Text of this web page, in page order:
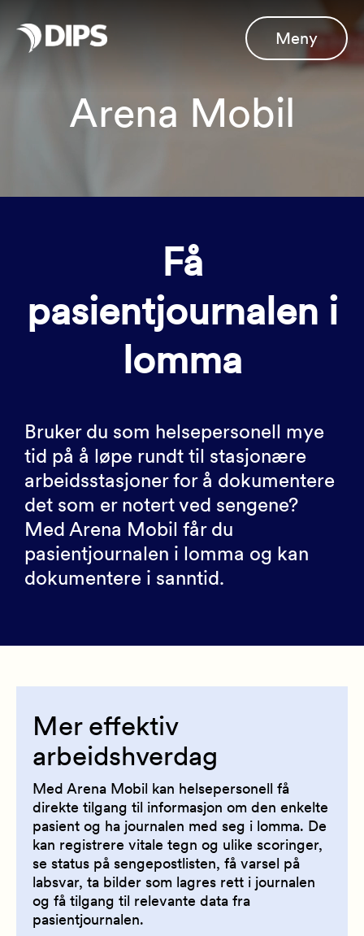
Meny
Arena Mobil
Få
pasientjournalen i
lomma
Bruker du som helsepersonell mye
tid på å løpe rundt til stasjonære
arbeidsstasjoner for å dokumentere
det som er notert ved sengene?
Med Arena Mobil får du
pasientjournalen i lomma og kan
dokumentere i sanntid.
Mer effektiv
arbeidshverdag
Med Arena Mobil kan helsepersonell få
direkte tilgang til informasjon om den enkelte
pasient og ha journalen med seg i lomma. De
kan registrere vitale tegn og ulike scoringer,
se status på sengepostlisten, få varsel på
labsvar, ta bilder som lagres rett i journalen
og få tilgang til relevante data fra
pasientjournalen.